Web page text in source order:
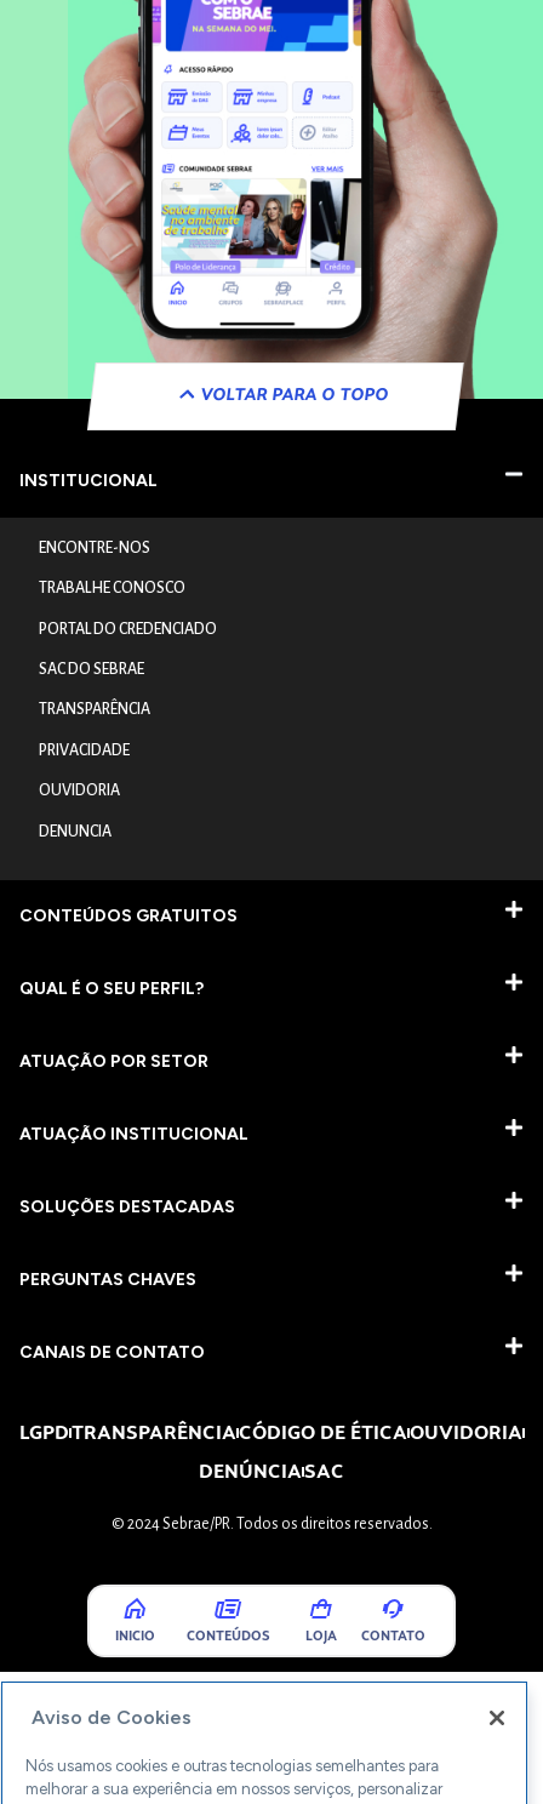
VOLTAR PARA O TOPO
INSTITUCIONAL
ENCONTRE-NOS
TRABALHE CONOSCO
PORTAL DO CREDENCIADO
SAC DO SEBRAE
TRANSPARÊNCIA
PRIVACIDADE
OUVIDORIA
DENUNCIA
CONTEÚDOS GRATUITOS
QUAL É O SEU PERFIL?
ATUAÇÃO POR SETOR
ATUAÇÃO INSTITUCIONAL
SOLUÇÕES DESTACADAS
PERGUNTAS CHAVES​
CANAIS DE CONTATO
LGPDTRANSPARÊNCIACÓDIGO DE ÉTICAOUVIDORIA
DENÚNCIASAC
© 2024 Sebrae/PR. Todos os direitos reservados.
INICIO CONTEÚDOS LOJA CONTATO
Aviso de Cookies
Nós usamos cookies e outras tecnologias semelhantes para
melhorar a sua experiência em nossos serviços, personalizar